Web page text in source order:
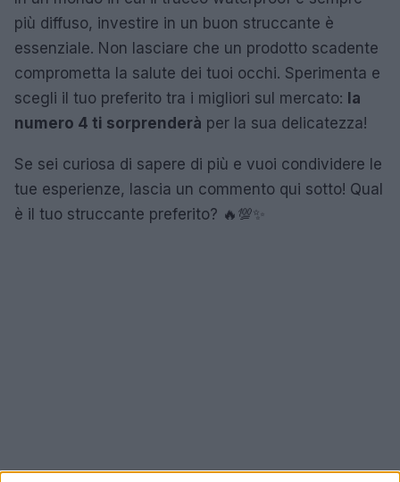
più diffuso, investire in un buon struccante è
essenziale. Non lasciare che un prodotto scadente
comprometta la salute dei tuoi occhi. Sperimenta e
scegli il tuo preferito tra i migliori sul mercato: la
numero 4 ti sorprenderà per la sua delicatezza!
Se sei curiosa di sapere di più e vuoi condividere le
tue esperienze, lascia un commento qui sotto! Qual
è il tuo struccante preferito? 🔥💯✨